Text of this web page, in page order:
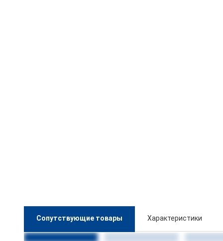
Сопутствующие товары Характеристики